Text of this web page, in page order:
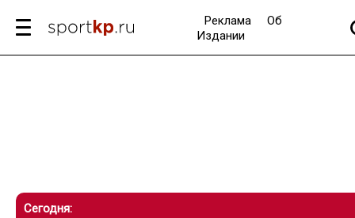
Реклама
Об
Издании
Сегодня: